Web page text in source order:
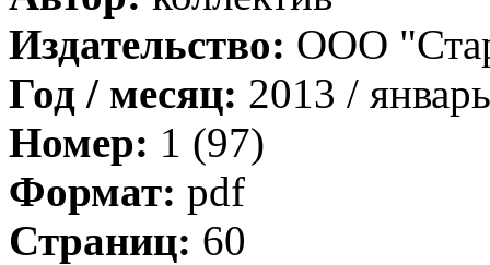
Издательство: ООО
Год / месяц: 2013 / январь
Номер: 1 (97)
Формат: pdf
Страниц: 60